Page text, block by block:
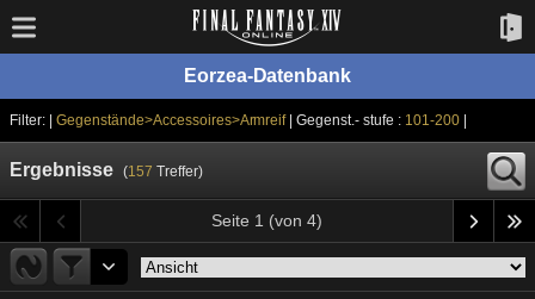
Eorzea-Datenbank
Filter: | Gegenstände>Accessoires>Armreif | Gegenst.- stufe : 101-200
Ergebnisse (157 Treffer)
Seite 1 (von 4)